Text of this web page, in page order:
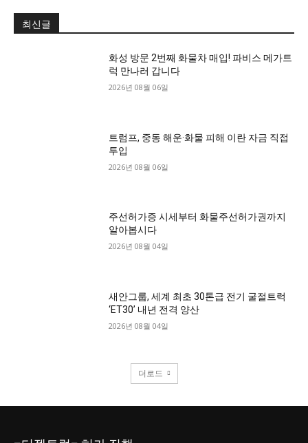
최신글
화성 방문 2번째 화물차 매입! 파비스 메가트
럭 만나러 갑니다
2026년 08월 06일
트럼프, 중동 해운·화물 피해 이란 자금 직접
투입
2026년 08월 06일
주선허가증 시세부터 화물주선허가권까지
알아봅시다
2026년 08월 04일
새안그룹, 세계 최초 30톤급 전기 굴절트럭
‘ET30’ 내년 전격 양산
2026년 08월 04일
더로드